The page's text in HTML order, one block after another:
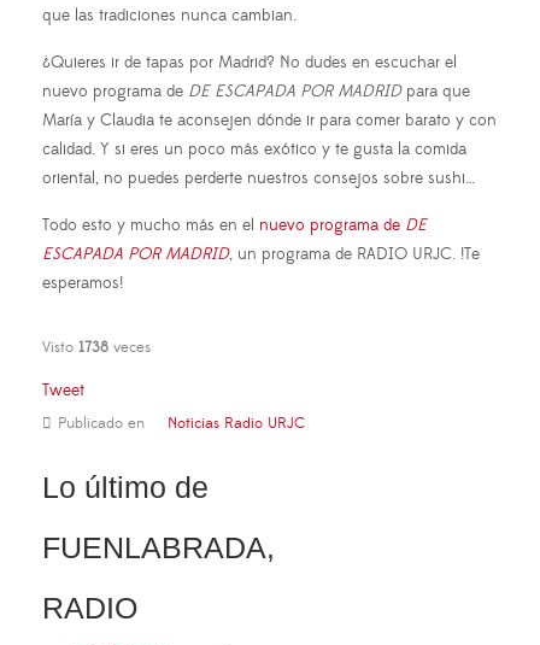
que las tradiciones nunca cambian.
¿Quieres ir de tapas por Madrid? No dudes en escuchar el
nuevo programa de DE ESCAPADA POR MADRIDpara que
María y Claudia te aconsejen dónde ir para comer barato y con
calidad. Y si eres un poco más exótico y te gusta la comida
oriental, no puedes perderte nuestros consejos sobre sushi…
Todo esto y mucho más en el nuevo programa de DE
ESCAPADA POR MADRID, un programa de RADIO URJC. !Te
esperamos!
Visto 1738 veces
Tweet
Publicado en Noticias Radio URJC
Lo último de
FUENLABRADA,
RADIO